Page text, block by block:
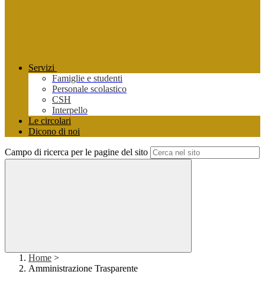
Servizi
Famiglie e studenti
Personale scolastico
CSH
Interpello
Le circolari
Dicono di noi
Campo di ricerca per le pagine del sito
Home >
Amministrazione Trasparente